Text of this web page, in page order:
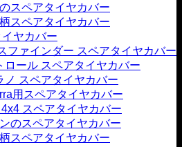
スペアタイヤカバー
スペアタイヤカバー
ヤカバー
ファインダー スペアタイヤカバー
ロール スペアタイヤカバー
ノ スペアタイヤカバー
用スペアタイヤカバー
スペアタイヤカバー
のスペアタイヤカバー
スペアタイヤカバー